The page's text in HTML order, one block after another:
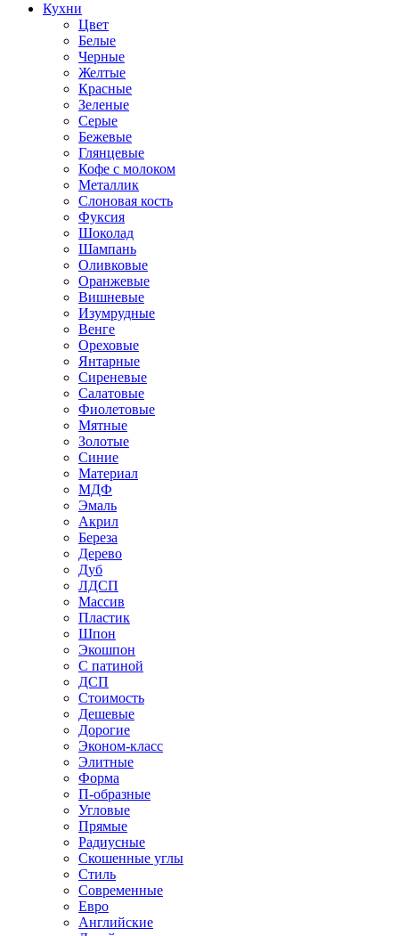
Кухни
Цвет
Белые
Черные
Желтые
Красные
Зеленые
Серые
Бежевые
Глянцевые
Кофе с молоком
Металлик
Слоновая кость
Фуксия
Шоколад
Шампань
Оливковые
Оранжевые
Вишневые
Изумрудные
Венге
Ореховые
Янтарные
Сиреневые
Салатовые
Фиолетовые
Мятные
Золотые
Синие
Материал
МДФ
Эмаль
Акрил
Береза
Дерево
Дуб
ЛДСП
Массив
Пластик
Шпон
Экошпон
С патиной
ДСП
Стоимость
Дешевые
Дорогие
Эконом-класс
Элитные
Форма
П-образные
Угловые
Прямые
Радиусные
Скошенные углы
Стиль
Современные
Евро
Английские